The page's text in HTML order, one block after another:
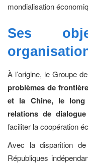
mondialisation
Ses
À l’origine, le Groupe
problèmes de
et la Chine, le long
relations de
faciliter la coopération
Avec la disparition
Républiques